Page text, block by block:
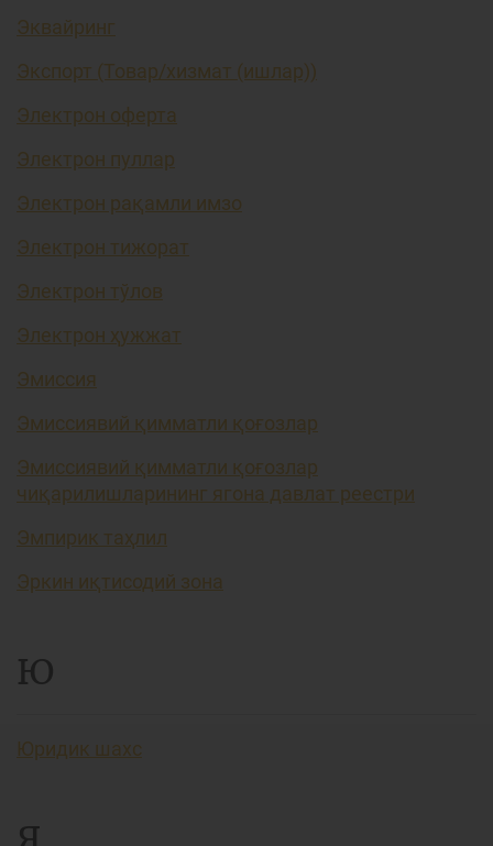
Эквайринг
Экспорт (Товар/хизмат (ишлар))
Электрон оферта
Электрон пуллар
Электрон рақамли имзо
Электрон тижорат
Электрон тўлов
Электрон ҳужжат
Эмиссия
Эмиссиявий қимматли қоғозлар
Эмиссиявий қимматли қоғозлар
чиқарилишларининг ягона давлат реестри
Эмпирик таҳлил
Эркин иқтисодий зона
Ю
Юридик шахс